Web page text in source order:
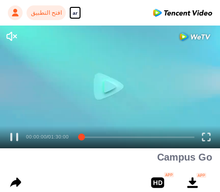
ar افتح التطبيق
00:00:00/01:30:00
Campus Go